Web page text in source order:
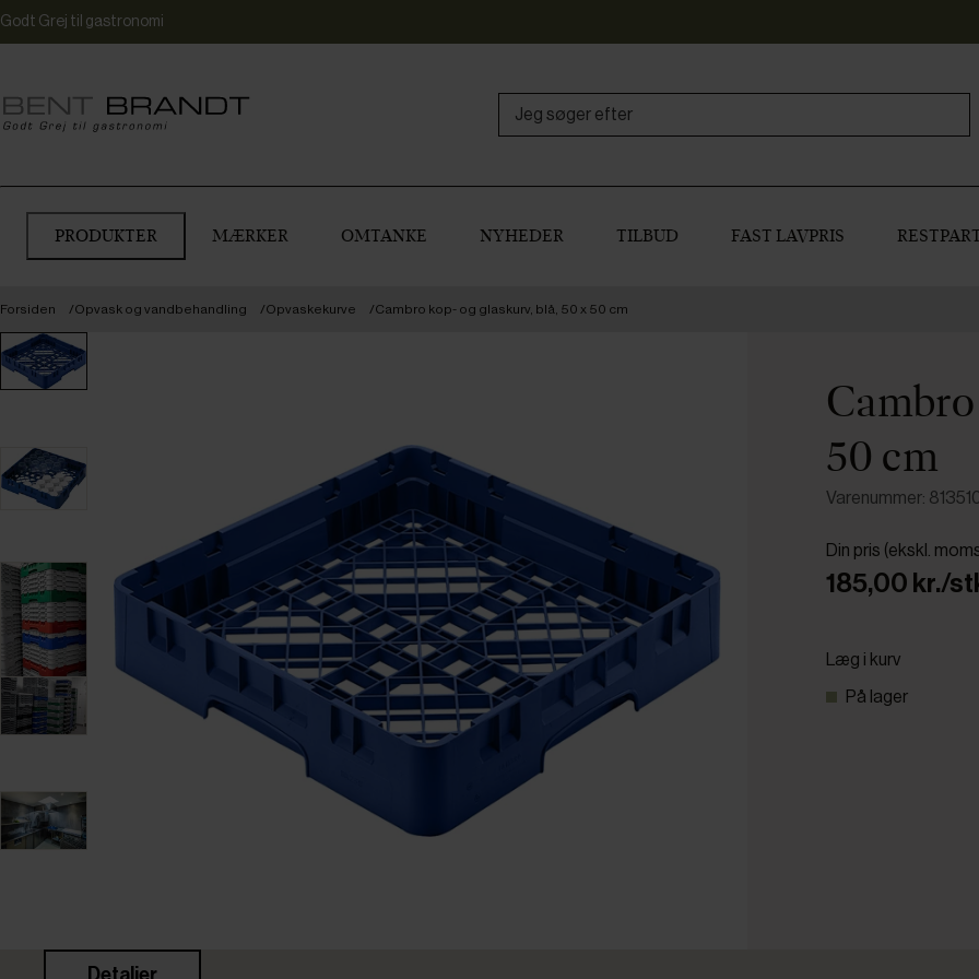
Godt Grej til gastronomi
PRODUKTER MÆRKER OMTANKE NYHEDER TILBUD FAST LAVPRIS
Forsiden Opvask og vandbehandling Opvaskekurve Cambro kop- og glaskurv, blå, 50 x 50 cm
50 cm
Varenummer:
Din pris (ekskl.
185,00 kr./
Læg i kurv
På lager
Detaljer